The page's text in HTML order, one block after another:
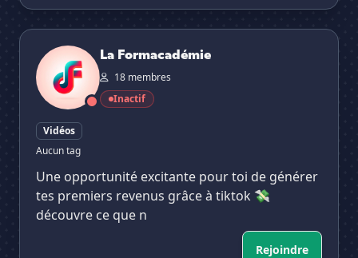
La Formacadémie
La Formacadémie
18 membres
Inactif
Vidéos
Aucun tag
Une opportunité excitante pour toi de générer
tes premiers revenus grâce à tiktok 💸
découvre ce que n
Rejoindre